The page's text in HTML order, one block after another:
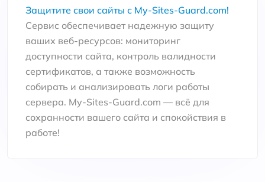
Защитите свои сайты с My-Sites-Guard.com!
Сервис обеспечивает надежную защиту
ваших веб-ресурсов: мониторинг
доступности сайта, контроль валидности
сертификатов, а также возможность
собирать и анализировать логи работы
сервера. My-Sites-Guard.com — всё для
сохранности вашего сайта и спокойствия в
работе!